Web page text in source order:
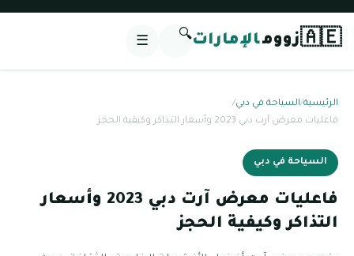
🇦🇪زوومالإمارات🔍
☰
الرئيسية/السياحة في دبي/
فاعليات معرض آرت دبي 2023 وأسعار التذاكر وكيفية الحجز
السياحة في دبي
فاعليات معرض آرت دبي 2023 وأسعار
التذاكر وكيفية الحجز